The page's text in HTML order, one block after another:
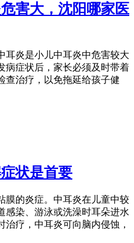
害大，沈阳哪家医
耳炎是小儿中耳炎中危害较大
病症状后，家长必须及时带着
查治疗，以免拖延给孩子健
状是首要
膜的炎症。中耳炎在儿童中较
感染、游泳或洗澡时耳朵进水
疗，中耳炎可向脑内侵蚀，